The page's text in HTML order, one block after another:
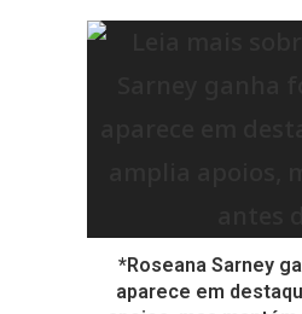
*Roseana Sarney
aparece em